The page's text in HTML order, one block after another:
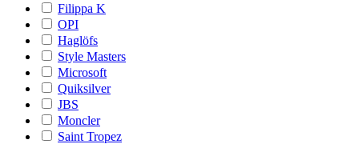
Filippa K
OPI
Haglöfs
Style Masters
Microsoft
Quiksilver
JBS
Moncler
Saint Tropez